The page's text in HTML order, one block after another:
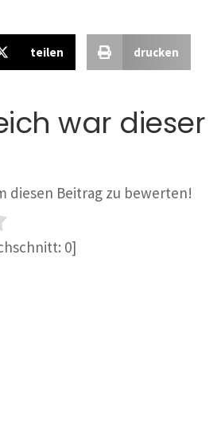
teilen drucken
war dieser
diesen Beitrag zu bewerten!
0]